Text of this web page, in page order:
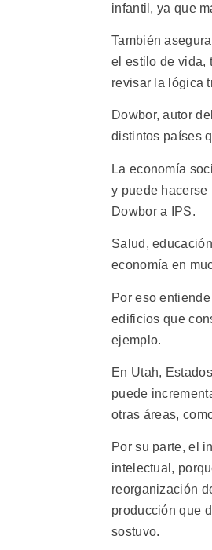
infantil, ya que
También
el estilo de vida,
revisar la lógica
Dowbor, autor
distintos países
La economía
y puede
Dowbor a IPS.
Salud,
economía en
Por eso
edificios que
ejemplo.
En Utah,
puede
otras áreas,
Por su parte, el
intelectual,
reorganización
producción que
sostuvo.